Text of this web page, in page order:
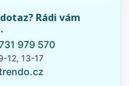
Rádi vám
979 570
12, 13-17